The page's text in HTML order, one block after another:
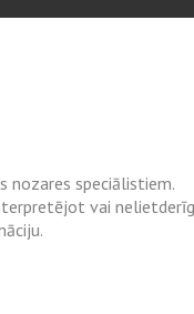
nozares speciālistiem.
vai